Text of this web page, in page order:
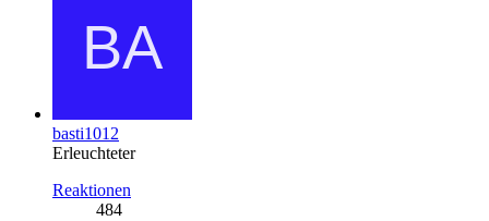
basti1012
Erleuchteter
Reaktionen
484